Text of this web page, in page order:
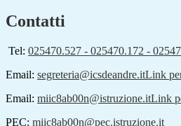
Contatti
Tel: 025470.527 - 025470.172 -
Email: segreteria@icsdeandre.itLink
Email: miic8ab00n@istruzione.itLink
PEC: miic8ab00n@pec.istruzione.it